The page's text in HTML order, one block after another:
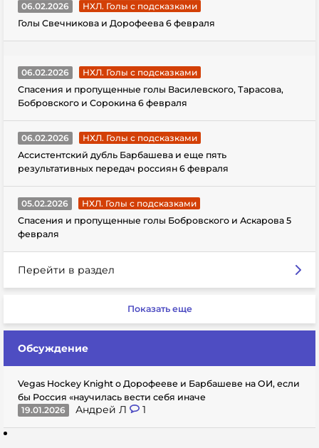
06.02.2026
НХЛ. Голы с подсказками
Голы Свечникова и Дорофеева 6 февраля
06.02.2026
НХЛ. Голы с подсказками
Спасения и пропущенные голы Василевского, Тарасова,
Бобровского и Сорокина 6 февраля
06.02.2026
НХЛ. Голы с подсказками
Ассистентский дубль Барбашева и еще пять
результативных передач россиян 6 февраля
05.02.2026
НХЛ. Голы с подсказками
Спасения и пропущенные голы Бобровского и Аскарова 5
февраля
Перейти в раздел
Показать еще
Обсуждение
Vegas Hockey Knight о Дорофееве и Барбашеве на ОИ, если
бы Россия «научилась вести себя иначе
19.01.2026
Андрей Л 1